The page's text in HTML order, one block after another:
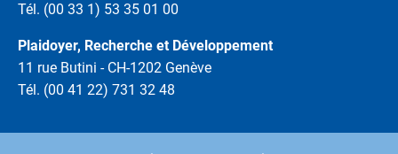
Tél. (00 33 1) 53 35 01 00
Plaidoyer, Recherche et Développement
11 rue Butini - CH-1202 Genève
Tél. (00 41 22) 731 32 48